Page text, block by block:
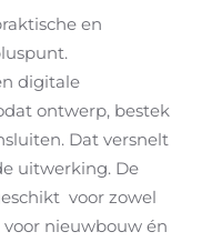
en
digitale
ontwerp, bestek
Dat versnelt
uitwerking. De
voor zowel
nieuwbouw én